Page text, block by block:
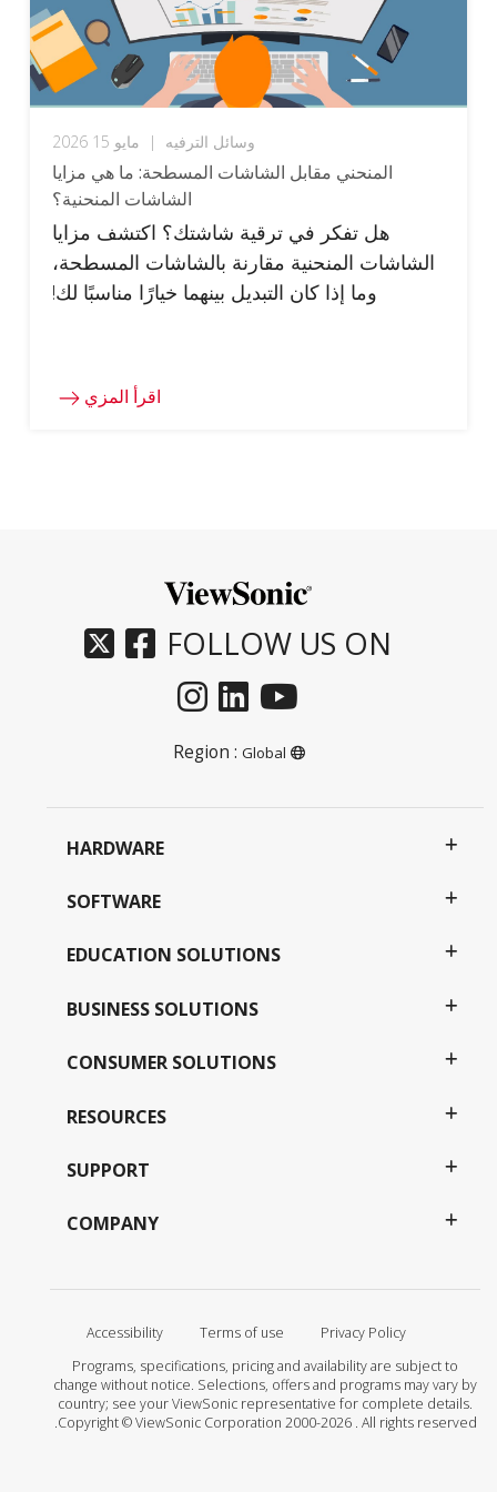
وسائل الترفيه | مايو 15 2026
المنحني مقابل الشاشات المسطحة: ما هي مزايا
الشاشات المنحنية؟
هل تفكر في ترقية شاشتك؟ اكتشف مزايا
الشاشات المنحنية مقارنة بالشاشات المسطحة،
وما إذا كان التبديل بينهما خيارًا مناسبًا لك!
اقرأ المزي
FOLLOW US ON
Global
HARDWARE
SOFTWARE
EDUCATION SOLUTIONS
BUSINESS SOLUTIONS
CONSUMER SOLUTIONS
RESOURCES
SUPPORT
COMPANY
Privacy Policy
Terms of use
Accessibility
Programs, specifications, pricing and availability are subject to
change without notice. Selections, offers and programs may vary by
country; see your ViewSonic representative for complete details.
Copyright © ViewSonic Corporation 2000-2026 . All rights reserved.